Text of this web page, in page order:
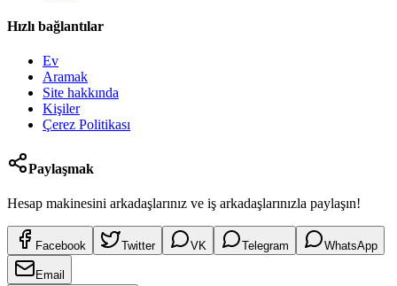
Hızlı bağlantılar
Ev
Aramak
Site hakkında
Kişiler
Çerez Politikası
Paylaşmak
Hesap makinesini arkadaşlarınız ve iş arkadaşlarınızla paylaşın!
Facebook Twitter VK Telegram WhatsApp
Email